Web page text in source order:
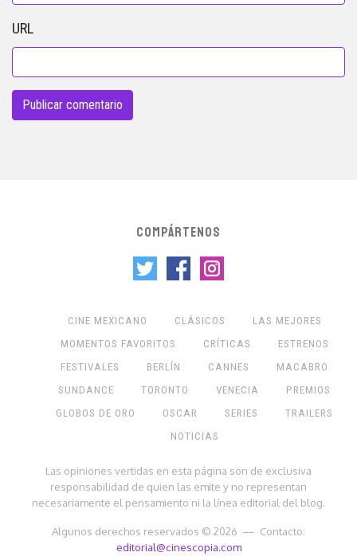
URL
COMPÁRTENOS
CINE MEXICANO CLÁSICOS
LAS MEJORES
MOMENTOS FAVORITOS
CRÍTICAS
ESTRENOS
FESTIVALES
BERLÍN CANNES
MACABRO
SUNDANCE
TORONTO VENECIA
PREMIOS
GLOBOS DE ORO
OSCAR SERIES
TRAILERS
NOTICIAS
Las opiniones vertidas en esta página son de exclusiva
responsabilidad de quien las emite y no representan
necesariamente el pensamiento ni la línea editorial del blog.
Algunos derechos reservados © 2026 — Contacto:
editorial@cinescopia.com